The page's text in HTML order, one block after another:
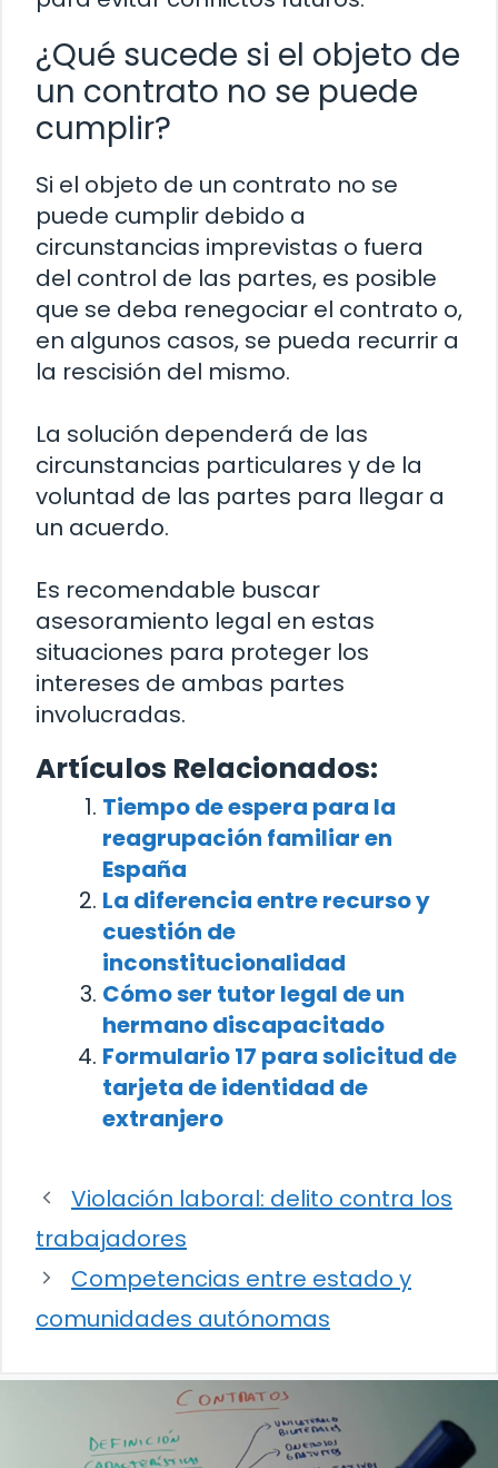
¿Qué sucede si el objeto de
un contrato no se puede
cumplir?
Si el objeto de un contrato no se
puede cumplir debido a
circunstancias imprevistas o fuera
del control de las partes, es posible
que se deba renegociar el contrato o,
en algunos casos, se pueda recurrir a
la rescisión del mismo.
La solución dependerá de las
circunstancias particulares y de la
voluntad de las partes para llegar a
un acuerdo.
Es recomendable buscar
asesoramiento legal en estas
situaciones para proteger los
intereses de ambas partes
involucradas.
Artículos Relacionados:
Tiempo de espera para la
reagrupación familiar en
España
La diferencia entre recurso y
cuestión de
inconstitucionalidad
Cómo ser tutor legal de un
hermano discapacitado
Formulario 17 para solicitud de
tarjeta de identidad de
extranjero
Violación laboral: delito contra los
trabajadores
Competencias entre estado y
comunidades autónomas